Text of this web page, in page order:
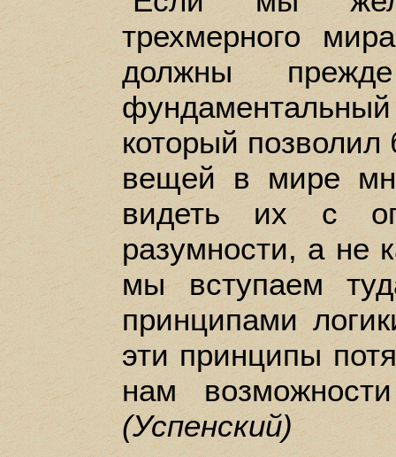
трехмерного
должны
который
вещей в мире
видеть их с
разумности, а не
мы вступаем
принципами
эти принципы
нам
(Успенский)